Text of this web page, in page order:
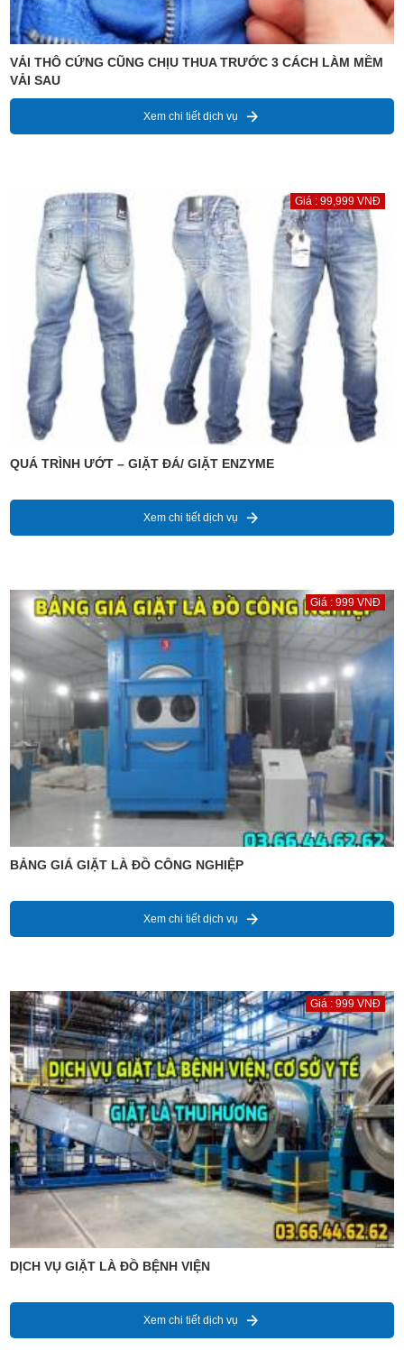
VẢI THÔ CỨNG CŨNG CHỊU THUA TRƯỚC 3 CÁCH LÀM MỀM
VẢI SAU
Xem chi tiết dịch vụ
Giá : 99,999 VNĐ
QUÁ TRÌNH ƯỚT – GIẶT ĐÁ/ GIẶT ENZYME
Xem chi tiết dịch vụ
Giá : 999 VNĐ
BẢNG GIÁ GIẶT LÀ ĐỒ CÔNG NGHIỆP
Xem chi tiết dịch vụ
Giá : 999 VNĐ
DỊCH VỤ GIẶT LÀ ĐỒ BỆNH VIỆN
Xem chi tiết dịch vụ